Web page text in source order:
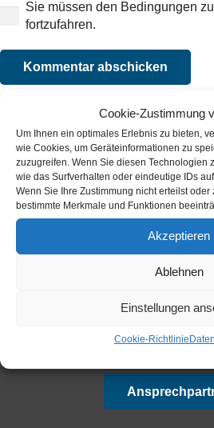
Cookie-Zustimmung
Um Ihnen ein optimales Erlebnis zu bieten,
wie Cookies, um Geräteinformationen zu
zuzugreifen. Wenn Sie diesen Technologien
wie das Surfverhalten oder eindeutige IDs
Wenn Sie Ihre Zustimmung nicht erteilst
bestimmte Merkmale und Funktionen
Akzeptieren
Ablehnen
Einstellungen
Cookie-Richtlinie
Sie müssen den Bedingungen
fortzufahren.
Kommentar abschicken
Verwaltungsgemeinschaft
Rathausplatz
84579